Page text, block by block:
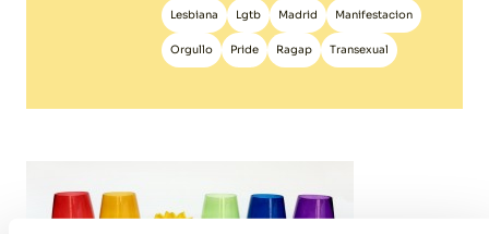
Lesbiana Lgtb Madrid Manifestacion
Orgullo Pride Ragap Transexual